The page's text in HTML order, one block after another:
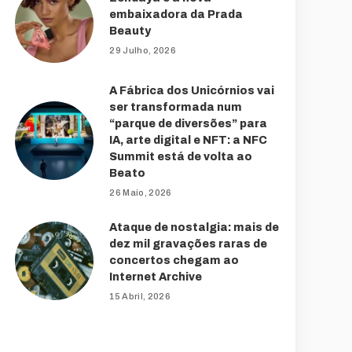
embaixadora da Prada
Beauty
29 Julho, 2026
A Fábrica dos Unicórnios vai
ser transformada num
“parque de diversões” para
IA, arte digital e NFT: a NFC
Summit está de volta ao
Beato
26 Maio, 2026
Ataque de nostalgia: mais de
dez mil gravações raras de
concertos chegam ao
Internet Archive
15 Abril, 2026